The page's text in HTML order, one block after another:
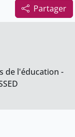
Partager
de l'éducation -